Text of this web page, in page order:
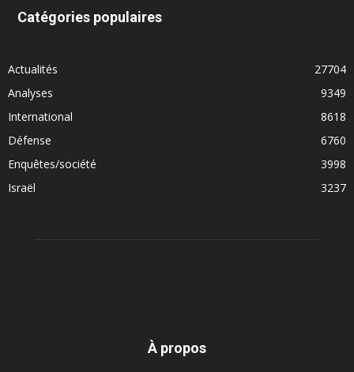
Catégories populaires
Actualités
27704
Analyses
9349
International
8618
Défense
6760
Enquêtes/société
3998
Israël
3237
À propos